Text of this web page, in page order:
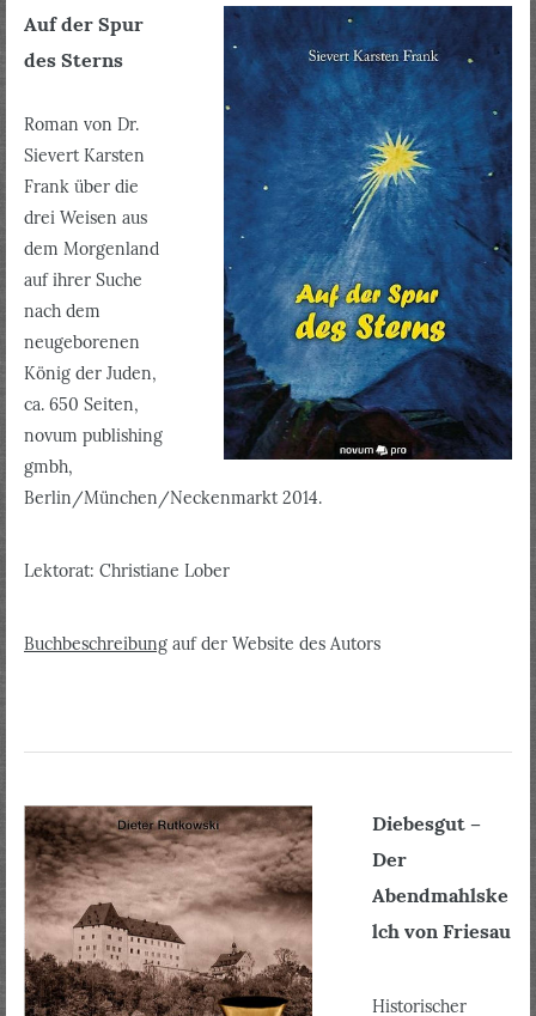
Auf der Spur
des Sterns
Roman von Dr.
Sievert Karsten
Frank über die
drei Weisen aus
dem Morgenland
auf ihrer Suche
nach dem
neugeborenen
König der Juden,
ca. 650 Seiten,
novum publishing
gmbh,
Berlin/München/Neckenmarkt 2014.
Lektorat: Christiane Lober
Buchbeschreibung auf der Website des Autors
Diebesgut –
Der
Abendmahlske
lch von Friesau
Historischer